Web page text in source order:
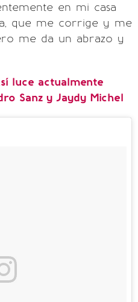
en mi casa
que me corrige y me
me da un abrazo y
luce actualmente
Sanz y Jaydy Michel